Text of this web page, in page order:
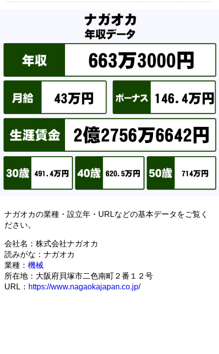
ナガオカの業種・設立年・URLなどの基本データをご覧く
ださい。
会社名：株式会社ナガオカ
読みがな：ナガオカ
業種： 機械
所在地：大阪府貝塚市二色南町２番１２号
URL： https://www.nagaokajapan.co.jp/